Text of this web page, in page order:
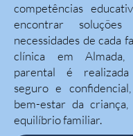
competências
encontrar soluções
necessidades de cada
clínica em Almada,
parental é
seguro e
bem-estar da
equilíbrio familiar.